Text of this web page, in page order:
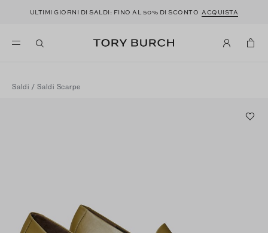
ULTIMI GIORNI DI SALDI: FINO AL 50% DI SCONTO ACQUISTA
Saldi / Saldi Scarpe